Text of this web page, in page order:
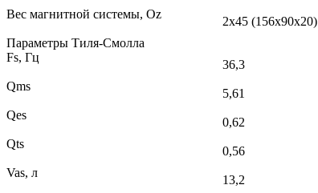
Вес магнитной системы, Oz
2х45 (156х90х20)
Параметры Тиля-Смолла
Fs, Гц
36,3
Qms
5,61
Qes
0,62
Qts
0,56
Vas, л
13,2